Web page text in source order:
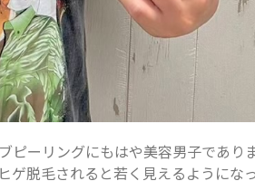
ピーリングにもはや美容男子であり
脱毛されると若く見えるようにな